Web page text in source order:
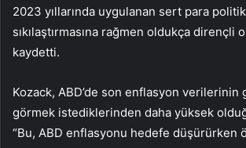
2023 yıllarında uygulanan sert para
sıkılaştırmasına rağmen oldukça dirençli
kaydetti.
Kozack, ABD’de son enflasyon verilerinin
görmek istediklerinden daha yüksek
“Bu, ABD enflasyonu hedefe düşürürken